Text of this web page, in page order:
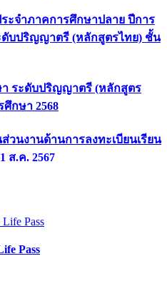
ะจำภาคการศึกษาปลาย ปีการ
ดับปริญญาตรี (หลักสูตรไทย) ชั้น
ระดับปริญญาตรี (หลักสูตร
กษา 2568
วนงานด้านการลงทะเบียนเรียน
ส.ค. 2567
Pass